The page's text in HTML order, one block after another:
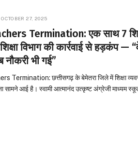
OCTOBER 27, 2025
Termination: एक साथ 7
विभाग की कार्रवाई से हड़कंप —
नौकरी भी गई”
Termination: छत्तीसगढ़ के बेमेतरा जिले में शिक्षा
सामने आई है। स्वामी आत्मानंद उत्कृष्ट अंग्रेजी माध्यम